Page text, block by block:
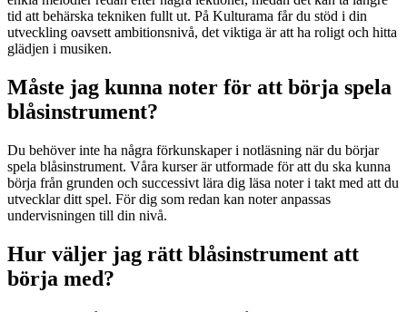
tid att behärska tekniken fullt ut. På Kulturama får du stöd i din
utveckling oavsett ambitionsnivå, det viktiga är att ha roligt och hitta
glädjen i musiken.
Måste jag kunna noter för att börja spela
blåsinstrument?
Du behöver inte ha några förkunskaper i notläsning när du börjar
spela blåsinstrument. Våra kurser är utformade för att du ska kunna
börja från grunden och successivt lära dig läsa noter i takt med att du
utvecklar ditt spel. För dig som redan kan noter anpassas
undervisningen till din nivå.
Hur väljer jag rätt blåsinstrument att
börja med?